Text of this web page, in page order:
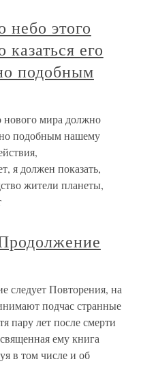
небо этого
его
подобным
нового мира должно
подобным нашему
я должен показать,
жители планеты,
следует Повторения, на
подчас странные
пару лет после смерти
ему книга
в том числе и об